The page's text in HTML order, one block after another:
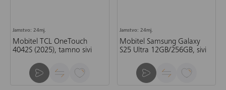
Jamstvo: 24mj.
Mobitel TCL OneTouch
4042S (2025), tamno sivi
Jamstvo: 24mj.
Mobitel Samsung Galaxy
S25 Ultra 12GB/256GB, sivi